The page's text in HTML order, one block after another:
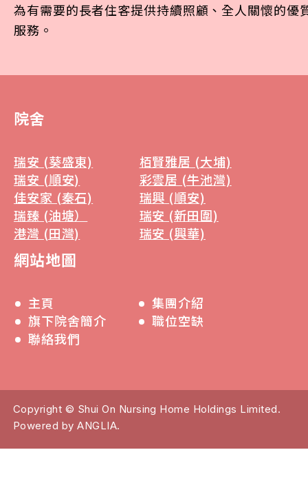
為有需要的長者住客提供持續照顧、全人關懷的優
服務。
院舍
瑞安 (葵盛東)
栢賢雅居 (大埔)
瑞安 (順安)
彩雲居 (牛池灣)
佳安家 (秦石)
瑞興 (順安)
瑞臻 (油塘）
瑞安 (新田圍)
港灣 (田灣)
瑞安 (興華)
網站地圖
主頁
集團介紹
旗下院舍簡介
職位空缺
聯絡我們
Copyright © Shui On Nursing Home Holdings Limited.
Powered byANGLIA.